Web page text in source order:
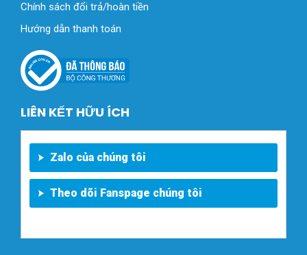
Chính sách đổi trả/hoàn tiền
Hướng dẫn thanh toán
LIÊN KẾT HỮU ÍCH
Zalo của chúng tôi
Theo dõi Fanspage chúng tôi